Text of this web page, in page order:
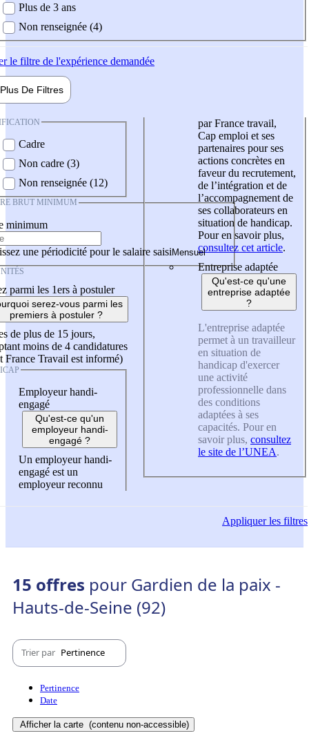
Plus de 3 ans
Non renseignée (4)
le filtre de l'expérience demandée
Plus De Filtres
Cadre
Non cadre (3)
Non renseignée (12)
BRUT MINIMUM
minimum
une périodicité pour le salaire saisi
parmi les 1ers à postuler
serez-vous parmi les
premiers à postuler ?
de plus de 15 jours,
moins de 4 candidatures
France Travail est informé)
Employeur handi-
engagé
Qu'est-ce qu'un
employeur handi-
engagé ?
Un employeur handi-
engagé est un
employeur reconnu
par France travail,
Cap emploi et ses
partenaires pour ses
actions concrètes en
faveur du recrutement,
de l’intégration et de
l’accompagnement de
ses collaborateurs en
situation de handicap.
Pour en savoir plus,
consultez cet article.
Entreprise adaptée
Qu'est-ce qu'une
entreprise adaptée
?
L'entreprise adaptée
permet à un travailleur
en situation de
handicap d'exercer
une activité
professionnelle dans
des conditions
adaptées à ses
capacités. Pour en
savoir plus, consultez
le site de l’UNEA.
Appliquerles filtres
15 offres pour Gardien de la paix -
Hauts-de-Seine (92)
Trier par Pertinence
Pertinence
Date
Afficher la carte (contenu non-accessible)